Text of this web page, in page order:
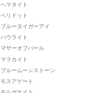
ヘマタイト
ペリドット
ブルータイガーアイ
ハウライト
マザーオブパール
マラカイト
ブルームーンストーン
モスアゲート